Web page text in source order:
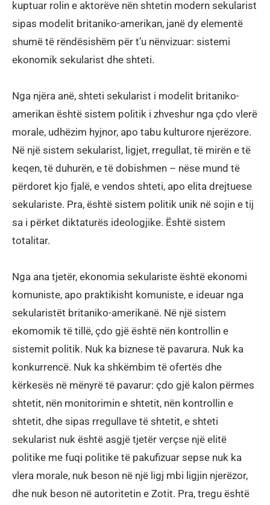
kuptuar rolin e aktorëve nën shtetin modern sekularist
sipas modelit britaniko-amerikan, janë dy elementë
shumë të rëndësishëm për t’u nënvizuar: sistemi
ekonomik sekularist dhe shteti.
Nga njëra anë, shteti sekularist i modelit britaniko-
amerikan është sistem politik i zhveshur nga çdo vlerë
morale, udhëzim hyjnor, apo tabu kulturore njerëzore.
Në një sistem sekularist, ligjet, rregullat, të mirën e të
keqen, të duhurën, e të dobishmen – nëse mund të
përdoret kjo fjalë, e vendos shteti, apo elita drejtuese
sekulariste. Pra, është sistem politik unik në sojin e tij
sa i përket diktaturës ideologjike. Është sistem
totalitar.
Nga ana tjetër, ekonomia sekulariste është ekonomi
komuniste, apo praktikisht komuniste, e ideuar nga
sekularistët britaniko-amerikanë. Në një sistem
ekomomik të tillë, çdo gjë është nën kontrollin e
sistemit politik. Nuk ka biznese të pavarura. Nuk ka
konkurrencë. Nuk ka shkëmbim të ofertës dhe
kërkesës në mënyrë të pavarur: çdo gjë kalon përmes
shtetit, nën monitorimin e shtetit, nën kontrollin e
shtetit, dhe sipas rregullave të shtetit, e shteti
sekularist nuk është asgjë tjetër verçse një elitë
politike me fuqi politike të pakufizuar sepse nuk ka
vlera morale, nuk beson në një ligj mbi ligjin njerëzor,
dhe nuk beson në autoritetin e Zotit. Pra, tregu është